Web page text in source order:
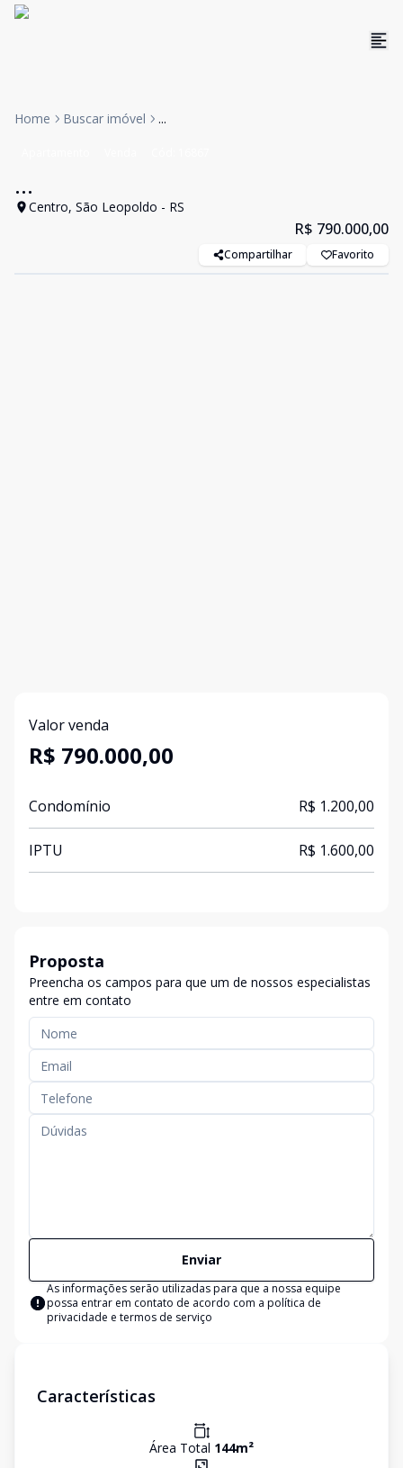
Home Buscar imóvel ...
...
Centro, São Leopoldo - RS
R$ 790.000,00
Compartilhar Favorito
Valor venda
R$ 790.000,00
Condomínio R$ 1.200,00
IPTU R$ 1.600,00
Proposta
Preencha os campos para que um de nossos especialistas
entre em contato
Enviar
As informações serão utilizadas para que a nossa equipe
possa entrar em contato de acordo com a política de
privacidade e termos de serviço
Características
Área Total 144m²